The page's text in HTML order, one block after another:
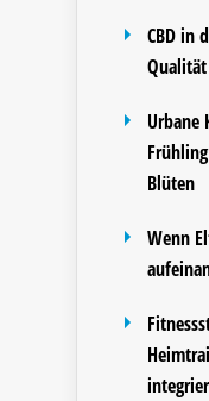
CBD in
Urbane
Blüten
Wenn